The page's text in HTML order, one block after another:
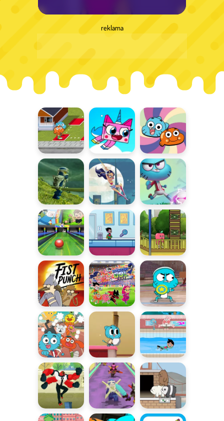
reklama
Łowca
Trofeów
W obronie
królestwa!
Rocznik
Darwina
Prime Empire SuperspóźnieniePuchar
Cartoona
Superkręgle
Wieża
zamknięć
Podłoga to
lawa
Cios pięścią
Kosmiczny
Pojedynek
Dysków
Olimpiada
Gumballa
Ucieczka z
Elmore
Letnie
Igrzyska
Na ratunek
Niebezpieczna
Misie w